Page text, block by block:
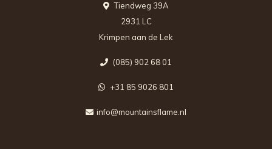
Tiendweg 39A
2931 LC
Krimpen aan de Lek
(085) 902 68 01
+31 85 9026 801
info@mountainsflame.nl